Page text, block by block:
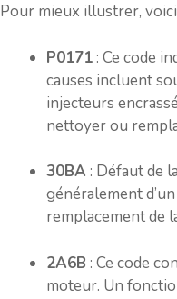
Pour mieux illustrer, voici
P0171 : Ce code
causes incluent
injecteurs
nettoyer ou
30BA : Défaut de
généralement
remplacement de
2A6B : Ce code
moteur. Un